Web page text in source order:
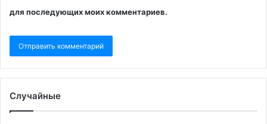
для последующих моих комментариев.
Случайные